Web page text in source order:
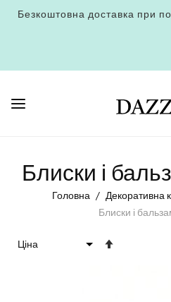
3000 грн
Content
Блиски і
Головна Декоративна
Блиски і